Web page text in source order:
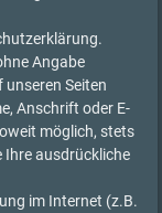
Angabe
Seiten
Anschrift oder E-
möglich, stets
Ihre ausdrückliche
im Internet (z.B.